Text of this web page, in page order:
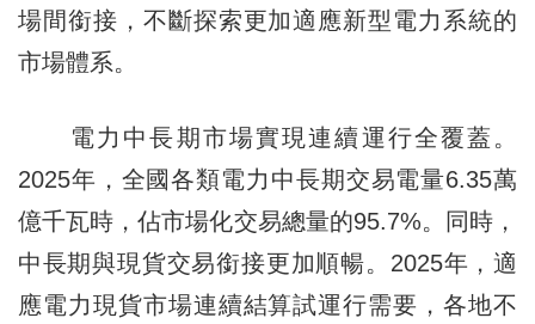
場間銜接，不斷探索更加適應新型電力系統的
市場體系。
電力中長期市場實現連續運行全覆蓋。
2025年，全國各類電力中長期交易電量6.35萬
億千瓦時，佔市場化交易總量的95.7%。同時，
中長期與現貨交易銜接更加順暢。2025年，適
應電力現貨市場連續結算試運行需要，各地不